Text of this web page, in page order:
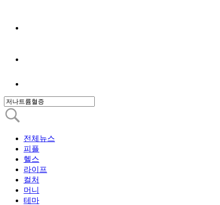
전체뉴스
피플
헬스
라이프
컬처
머니
테마